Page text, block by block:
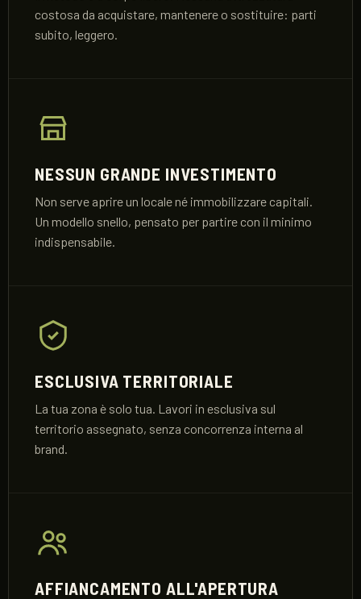
costosa da acquistare, mantenere o sostituire: parti
subito, leggero.
NESSUN GRANDE INVESTIMENTO
Non serve aprire un locale né immobilizzare capitali.
Un modello snello, pensato per partire con il minimo
indispensabile.
ESCLUSIVA TERRITORIALE
La tua zona è solo tua. Lavori in esclusiva sul
territorio assegnato, senza concorrenza interna al
brand.
AFFIANCAMENTO ALL'APERTURA